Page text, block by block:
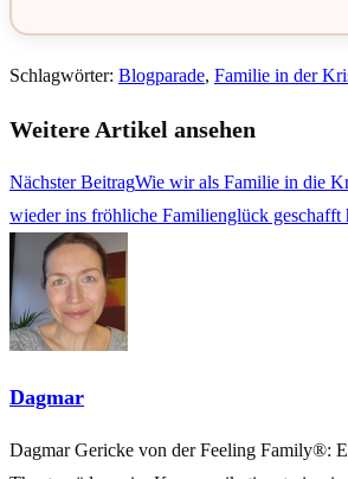
Schlagwörter: Blogparade, Familie in der
Weitere Artikel ansehen
Nächster BeitragWie wir als Familie in die
wieder ins fröhliche Familienglück geschafft
Dagmar
Dagmar Gericke von der Feeling Family®: